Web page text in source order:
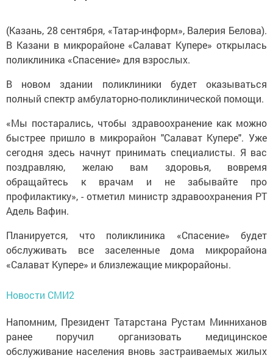
(Казань, 28 сентября, «Татар-информ», Валерия Белова).
В Казани в микрорайоне «Салават Купере» открылась
поликлиника «Спасение» для взрослых.
В новом здании поликлиники будет оказываться
полный спектр амбулаторно-поликлинической помощи.
«Мы постарались, чтобы здравоохранение как можно
быстрее пришло в микрорайон "Салават Купере". Уже
сегодня здесь начнут принимать специалисты. Я вас
поздравляю, желаю вам здоровья, вовремя
обращайтесь к врачам и не забывайте про
профилактику», - отметил министр здравоохранения РТ
Адель Вафин.
Планируется, что поликлиника «Спасение» будет
обслуживать все заселенные дома микрорайона
«Салават Купере» и близлежащие микрорайоны.
Новости СМИ2
Напомним, Президент Татарстана Рустам Минниханов
ранее поручил организовать медицинское
обслуживание населения вновь застраиваемых жилых